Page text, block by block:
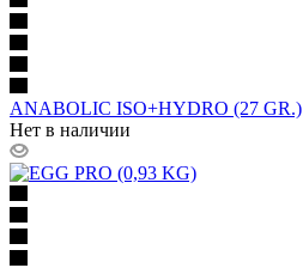
ANABOLIC ISO+HYDRO (27 GR.)
Нет в наличии